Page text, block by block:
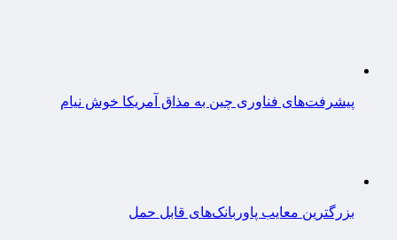
پیشرفت‌های فناوری چین به مذاق آمریکا خوش نیام
بزرگترین معایب پاوربانک‌های قابل حمل